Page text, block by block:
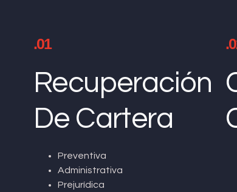
.01
Recuperación
De Cartera
Preventiva
Administrativa
Prejurídica